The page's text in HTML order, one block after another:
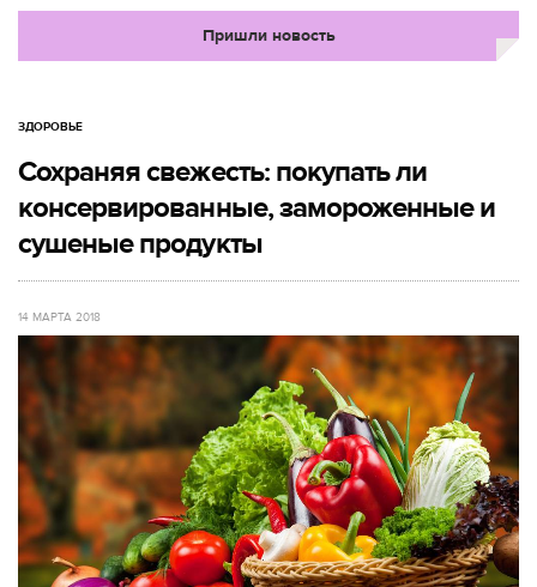
Пришли новость
ЗДОРОВЬЕ
Сохраняя свежесть: покупать ли
консервированные, замороженные и
сушеные продукты
14 МАРТА 2018